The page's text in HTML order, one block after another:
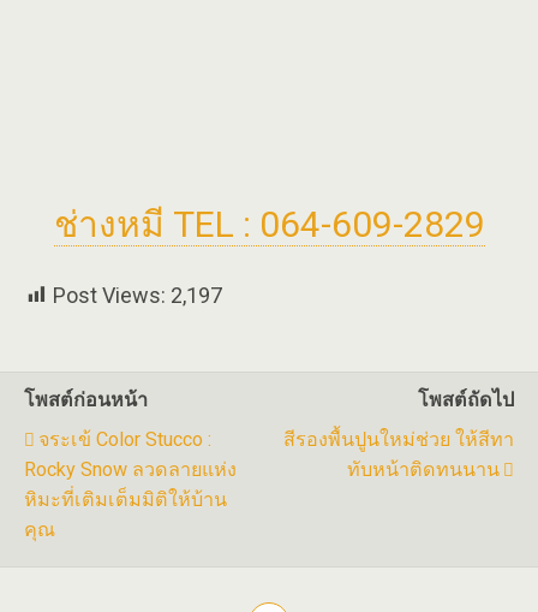
ช่างหมี TEL : 064-609-2829
Post Views: 2,197
โพสต์ก่อนหน้า
จระเข้ Color Stucco :
Rocky Snow ลวดลายแห่ง
หิมะที่เติมเต็มมิติให้บ้าน
คุณ
โพสต์ถัดไป
สีรองพื้นปูนใหม่ช่วย ให้สีทา
ทับหน้าติดทนนาน